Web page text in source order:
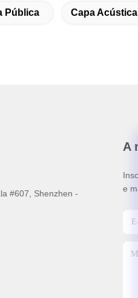
Pública Capa
#607, Shenzhen -
A
e